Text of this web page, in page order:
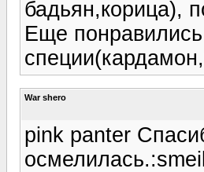
бадьян,корица),
Еще
War shero
pink panter